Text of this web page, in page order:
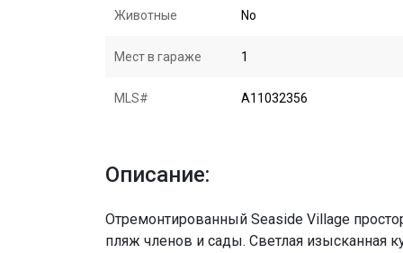
Животные No
Мест в гараже 1
MLS# A11032356
Описание:
Отремонтированный Seaside Village
пляж членов и сады. Светлая изысканная